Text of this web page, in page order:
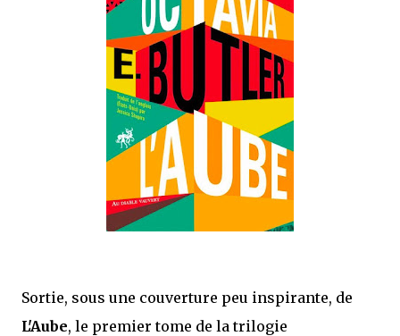
que Thomas connaissait et appréciait Olivier. Marlowe découvre une ville qu’il
ne connaissait pas, habitée par la méfiance, la peur et le rigorisme de la Ligue,
une ville pleine de mystères et de vieilles rancœurs. La Dame d...
Sortie, sous une couverture peu inspirante, de
L'Aube, le premier tome de la trilogie